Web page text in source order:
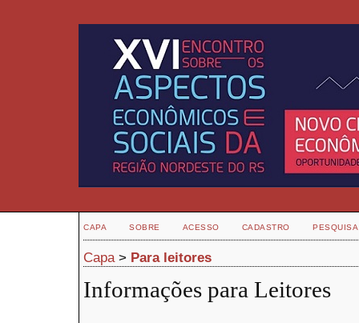
CAPA SOBRE ACESSO CADASTRO PESQUISA
Capa> Para leitores
Informações para Leitores